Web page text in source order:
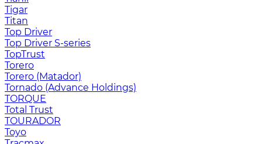
Tigar
Titan
Top Driver
Top Driver S-series
TopTrust
Torero
Torero (Matador)
Tornado (Advance Holdings)
TORQUE
Total Trust
TOURADOR
Toyo